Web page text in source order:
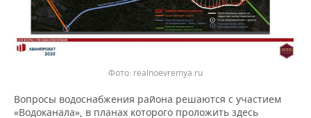
realnoevremya.ru
Вопросы водоснабжения района решаются с участием
«Водоканала», в планах которого проложить здесь